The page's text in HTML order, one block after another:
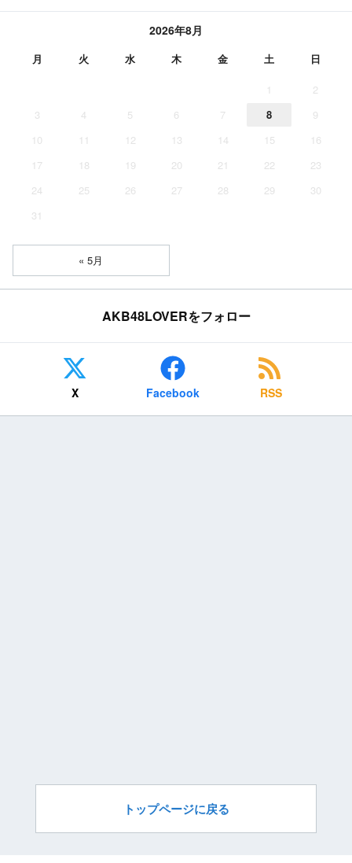
2026年8月
月 火 水 木 金 土 日
1
2
3
4 5 6 7 8
9
10
11 12 13 14 15
16
17
18 19 20 21 22
23
24
25 26 27 28 29
30
31
« 5月
AKB48LOVERをフォロー
X Facebook RSS
トップページに戻る